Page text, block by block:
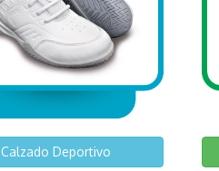
Calzado Deportivo